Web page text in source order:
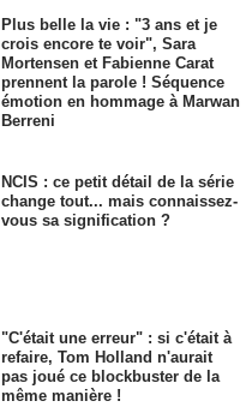
Plus belle la vie : "3 ans et je
crois encore te voir", Sara
Mortensen et Fabienne Carat
prennent la parole ! Séquence
émotion en hommage à Marwan
Berreni
NCIS : ce petit détail de la série
change tout... mais connaissez-
vous sa signification ?
"C'était une erreur" : si c'était à
refaire, Tom Holland n'aurait
pas joué ce blockbuster de la
même manière !